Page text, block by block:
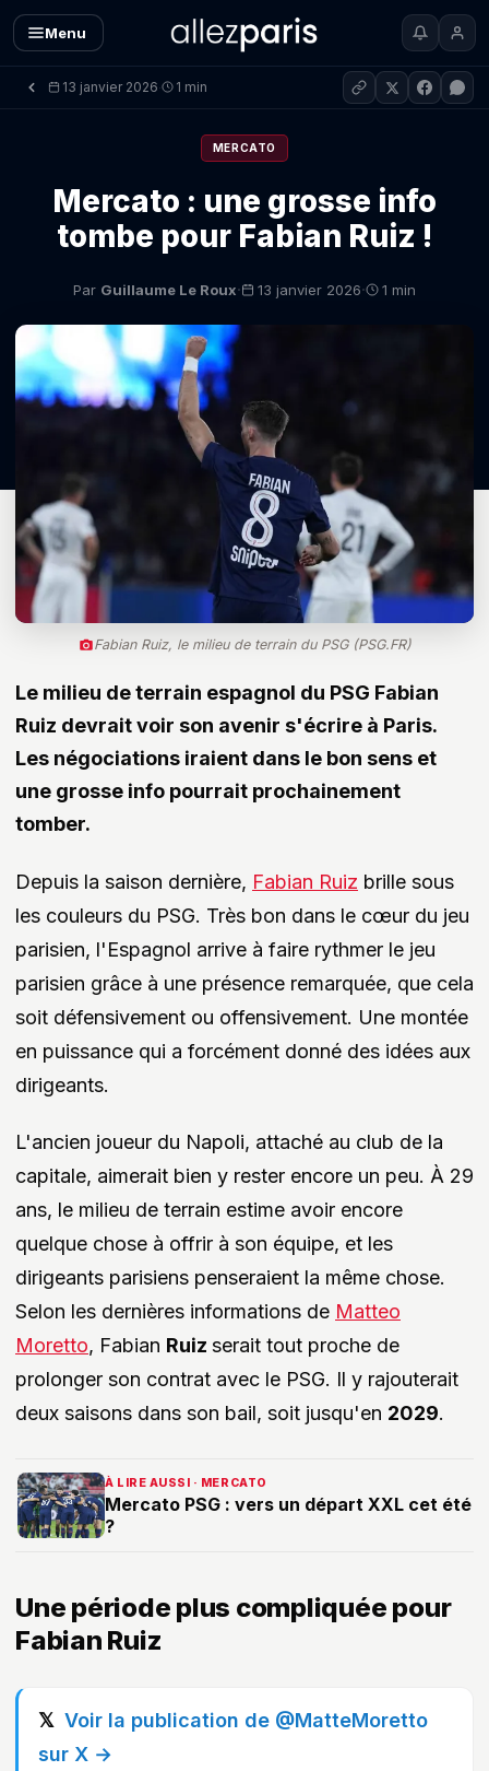
Menu
13 janvier 2026· 1 min
MERCATO
Mercato : une grosse info
tombe pour Fabian Ruiz !
Par Guillaume Le Roux· 13 janvier 2026· 1 min
Fabian Ruiz, le milieu de terrain du PSG (PSG.FR)
Le milieu de terrain espagnol du PSG Fabian
Ruiz devrait voir son avenir s'écrire à Paris.
Les négociations iraient dans le bon sens et
une grosse info pourrait prochainement
tomber.
Depuis la saison dernière, Fabian Ruiz brille sous
les couleurs du PSG. Très bon dans le cœur du jeu
parisien, l'Espagnol arrive à faire rythmer le jeu
parisien grâce à une présence remarquée, que cela
soit défensivement ou offensivement. Une montée
en puissance qui a forcément donné des idées aux
dirigeants.
L'ancien joueur du Napoli, attaché au club de la
capitale, aimerait bien y rester encore un peu. À 29
ans, le milieu de terrain estime avoir encore
quelque chose à offrir à son équipe, et les
dirigeants parisiens penseraient la même chose.
Selon les dernières informations de Matteo
Moretto, Fabian Ruiz serait tout proche de
prolonger son contrat avec le PSG. Il y rajouterait
deux saisons dans son bail, soit jusqu'en 2029.
À LIRE AUSSI · MERCATO
Mercato PSG : vers un départ XXL cet été
?
Une période plus compliquée pour
Fabian Ruiz
Voir la publication de @MatteMoretto
sur X →